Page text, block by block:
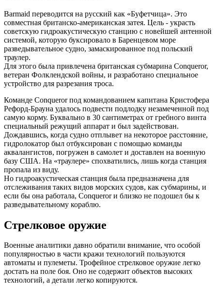
Barmaid переводится на русский как «Буфетчица». Это
совместная британско-американская затея. Цель - украсть
советскую гидроакустическую станцию с новейшей антенной
системой, которую буксировало в Баренцевом море
разведывательное судно, замаскированное под польский
траулер.
Для этого была привлечена британская субмарина Conqueror,
ветеран Фолклендской войны, и разработано специальное
устройство для разрезания троса.
Команде Conqueror под командованием капитана Кристофера
Рефорд-Брауна удалось подвести подлодку незамеченной под
самую корму. Буквально в 30 сантиметрах от гребного винта
специальный режущий аппарат и был задействован.
Дождавшись, когда судно отплывет на некоторое расстояние,
гидролокатор был отбуксирован с помощью команды
аквалангистов, погружен в самолет и доставлен на военную
базу США. На «траулере» спохватились, лишь когда станция
пропала из виду.
Но гидроакустическая станция была предназначена для
отслеживания таких видов морских судов, как субмарины, и
если бы она работала, Conqueror и близко не подошел бы к
разведывательному кораблю.
Стрелковое оружие
Военные аналитики давно обратили внимание, что особой
популярностью в части кражи технологий пользуются
автоматы и пулеметы. Трофейное стрелковое оружие легко
достать на поле боя. Оно не содержит объектов высоких
технологий, а детали легко копируются.